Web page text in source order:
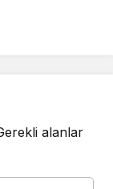
alanlar